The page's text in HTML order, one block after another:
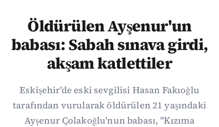
Öldürülen Ayşenur'un
babası: Sabah sınava girdi,
akşam katlettiler
Eskişehir'de eski sevgilisi Hasan Fakıoğlu
tarafından vurularak öldürülen 21 yaşındaki
Ayşenur Çolakoğlu'nun babası, "Kızıma